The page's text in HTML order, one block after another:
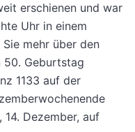
erschienen und war
Uhr in einem
mehr über den
50. Geburtstag
1133 auf der
Dezember, auf